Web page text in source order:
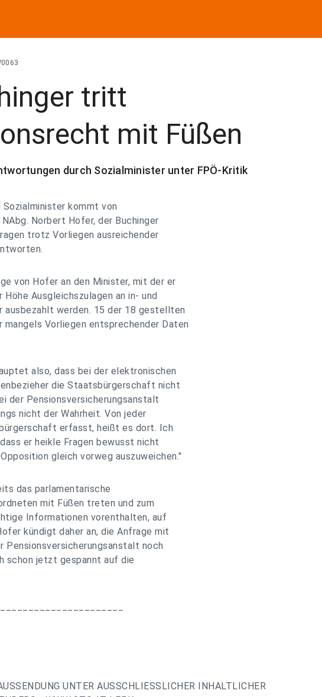
tritt
mit Füßen
durch Sozialminister unter FPÖ-Kritik
kommt von
Norbert Hofer, der Buchinger
trotz Vorliegen ausreichender
von Hofer an den Minister, mit der er
Ausgleichszulagen an in- und
ausbezahlt werden. 15 der 18 gestellten
mangels Vorliegen entsprechender Daten
also, dass bei der elektronischen
die Staatsbürgerschaft nicht
der Pensionsversicherungsanstalt
nicht der Wahrheit. Von jeder
erfasst, heißt es dort. Ich
er heikle Fragen bewusst nicht
gleich vorweg auszuweichen."
das parlamentarische
mit Füßen treten und zum
Informationen vorenthalten, auf
kündigt daher an, die Anfrage mit
Pensionsversicherungsanstalt noch
schon jetzt gespannt auf die
UNTER AUSSCHLIESSLICHER INHALTLICHER